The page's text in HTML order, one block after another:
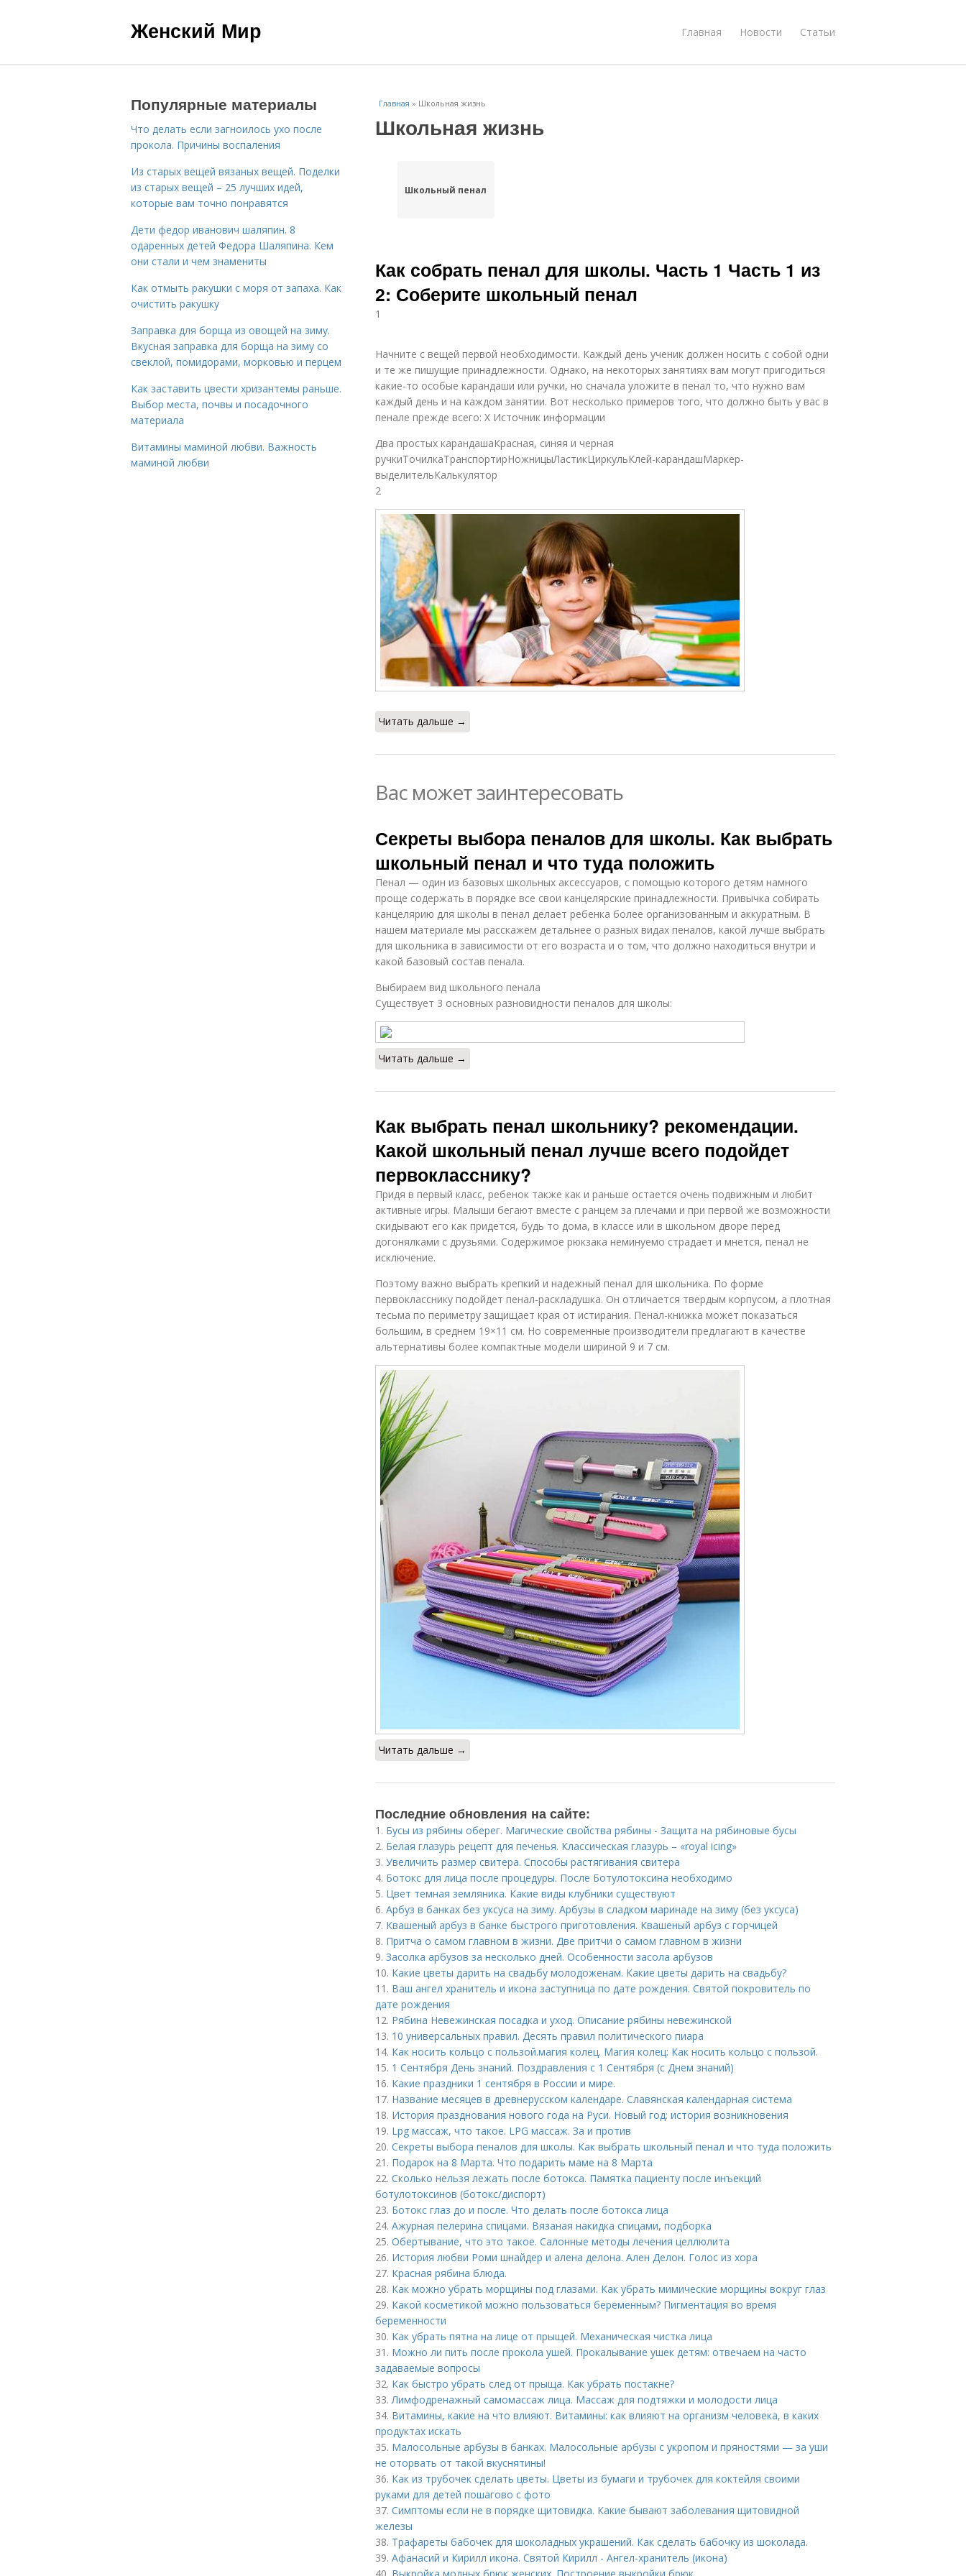
Женский Мир Главная Новости Статьи
Главная » Школьная жизнь
Школьная жизнь
Школьный пенал
Как собрать пенал для школы. Часть 1 Часть 1 из
2: Соберите школьный пенал
1
Начните с вещей первой необходимости. Каждый день ученик должен носить с собой одни
и те же пишущие принадлежности. Однако, на некоторых занятиях вам могут пригодиться
какие-то особые карандаши или ручки, но сначала уложите в пенал то, что нужно вам
каждый день и на каждом занятии. Вот несколько примеров того, что должно быть у вас в
пенале прежде всего: X Источник информации
Два простых карандашаКрасная, синяя и черная
ручкиТочилкаТранспортирНожницыЛастикЦиркульКлей-карандашМаркер-
выделительКалькулятор
2
Читать дальше →
Вас может заинтересовать
Секреты выбора пеналов для школы. Как выбрать
школьный пенал и что туда положить
Пенал — один из базовых школьных аксессуаров, с помощью которого детям намного
проще содержать в порядке все свои канцелярские принадлежности. Привычка собирать
канцелярию для школы в пенал делает ребенка более организованным и аккуратным. В
нашем материале мы расскажем детальнее о разных видах пеналов, какой лучше выбрать
для школьника в зависимости от его возраста и о том, что должно находиться внутри и
какой базовый состав пенала.
Выбираем вид школьного пенала
Существует 3 основных разновидности пеналов для школы:
Читать дальше →
Как выбрать пенал школьнику? рекомендации.
Какой школьный пенал лучше всего подойдет
первокласснику?
Придя в первый класс, ребенок также как и раньше остается очень подвижным и любит
активные игры. Малыши бегают вместе с ранцем за плечами и при первой же возможности
скидывают его как придется, будь то дома, в классе или в школьном дворе перед
догонялками с друзьями. Содержимое рюкзака неминуемо страдает и мнется, пенал не
исключение.
Поэтому важно выбрать крепкий и надежный пенал для школьника. По форме
первокласснику подойдет пенал-раскладушка. Он отличается твердым корпусом, а плотная
тесьма по периметру защищает края от истирания. Пенал-книжка может показаться
большим, в среднем 19×11 см. Но современные производители предлагают в качестве
альтернативы более компактные модели шириной 9 и 7 см.
Читать дальше →
Последние обновления на сайте:
1. Бусы из рябины оберег. Магические свойства рябины - Защита на рябиновые бусы
2. Белая глазурь рецепт для печенья. Классическая глазурь – «royal icing»
3. Увеличить размер свитера. Способы растягивания свитера
4. Ботокс для лица после процедуры. После Ботулотоксина необходимо
5. Цвет темная земляника. Какие виды клубники существуют
6. Арбуз в банках без уксуса на зиму. Арбузы в сладком маринаде на зиму (без уксуса)
7. Квашеный арбуз в банке быстрого приготовления. Квашеный арбуз с горчицей
8. Притча о самом главном в жизни. Две притчи о самом главном в жизни
9. Засолка арбузов за несколько дней. Особенности засола арбузов
10. Какие цветы дарить на свадьбу молодоженам. Какие цветы дарить на свадьбу?
11. Ваш ангел хранитель и икона заступница по дате рождения. Святой покровитель по
дате рождения
12. Рябина Невежинская посадка и уход. Описание рябины невежинской
13. 10 универсальных правил. Десять правил политического пиара
14. Как носить кольцо с пользой. магия колец. Магия колец: Как носить кольцо с пользой.
15. 1 Сентября День знаний. Поздравления с 1 Сентября (с Днем знаний)
16. Какие праздники 1 сентября в России и мире.
17. Название месяцев в древнерусском календаре. Славянская календарная система
18. История празднования нового года на Руси. Новый год: история возникновения
19. Lpg массаж, что такое. LPG массаж. За и против
20. Секреты выбора пеналов для школы. Как выбрать школьный пенал и что туда положить
21. Подарок на 8 Марта. Что подарить маме на 8 Марта
22. Сколько нельзя лежать после ботокса. Памятка пациенту после инъекций
ботулотоксинов (ботокс/диспорт)
23. Ботокс глаз до и после. Что делать после ботокса лица
24. Ажурная пелерина спицами. Вязаная накидка спицами, подборка
25. Обертывание, что это такое. Салонные методы лечения целлюлита
26. История любви Роми шнайдер и алена делона. Ален Делон. Голос из хора
27. Красная рябина блюда.
28. Как можно убрать морщины под глазами. Как убрать мимические морщины вокруг глаз
29. Какой косметикой можно пользоваться беременным? Пигментация во время
беременности
30. Как убрать пятна на лице от прыщей. Механическая чистка лица
31. Можно ли пить после прокола ушей. Прокалывание ушек детям: отвечаем на часто
задаваемые вопросы
32. Как быстро убрать след от прыща. Как убрать постакне?
33.Лимфодренажный самомассаж лица. Массаж для подтяжки и молодости лица
34. Витамины, какие на что влияют. Витамины: как влияют на организм человека, в каких
продуктах искать
35. Малосольные арбузы в банках. Малосольные арбузы с укропом и пряностями — за уши
не оторвать от такой вкуснятины!
36. Как из трубочек сделать цветы. Цветы из бумаги и трубочек для коктейля своими
руками для детей пошагово с фото
37. Симптомы если не в порядке щитовидка. Какие бывают заболевания щитовидной
железы
38. Трафареты бабочек для шоколадных украшений. Как сделать бабочку из шоколада.
39. Афанасий и Кирилл икона. Святой Кирилл - Ангел-хранитель (икона)
Популярные материалы
Что делать если загноилось ухо после
прокола. Причины воспаления
Из старых вещей вязаных вещей. Поделки
из старых вещей – 25 лучших идей,
которые вам точно понравятся
Дети федор иванович шаляпин. 8
одаренных детей Федора Шаляпина. Кем
они стали и чем знамениты
Как отмыть ракушки с моря от запаха. Как
очистить ракушку
Заправка для борща из овощей на зиму.
Вкусная заправка для борща на зиму со
свеклой, помидорами, морковью и перцем
Как заставить цвести хризантемы раньше.
Выбор места, почвы и посадочного
материала
Витамины маминой любви. Важность
маминой любви